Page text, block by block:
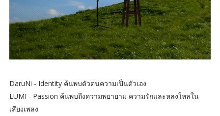
DaruNi - Identity ค้นพบตัวตนความเป็นตัวเอง
LUMI - Passion ค้นพบถึงความพยายาม ความรักและหลงใหลใน
เสียงเพลง